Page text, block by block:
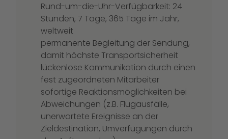
Rund-um-die-Uhr-Verfügbarkeit: 24
Stunden, 7 Tage, 365 Tage im Jahr,
weltweit
permanente Begleitung der Sendung,
damit höchste Transportsicherheit
lückenlose Kommunikation durch einen
fest zugeordneten Mitarbeiter
sofortige Reaktionsmöglichkeiten bei
Abweichungen (z.B. Flugausfälle,
unerwartete Ereignisse an der
Zieldestination, Umverfügungen durch